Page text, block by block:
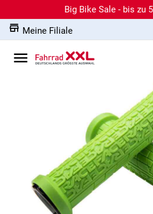
Big Bike Sale - bis zu
Meine Filiale